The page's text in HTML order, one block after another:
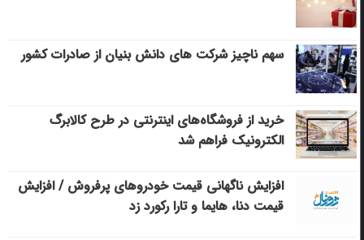
سهم ناچیز شرکت های دانش بنیان از صادرات کشور
خرید از فروشگاه‌های اینترنتی در طرح کالابرگ
الکترونیک فراهم شد
افزایش ناگهانی قیمت خودروهای پرفروش / افزایش
قیمت دنا، هایما و تارا رکورد زد